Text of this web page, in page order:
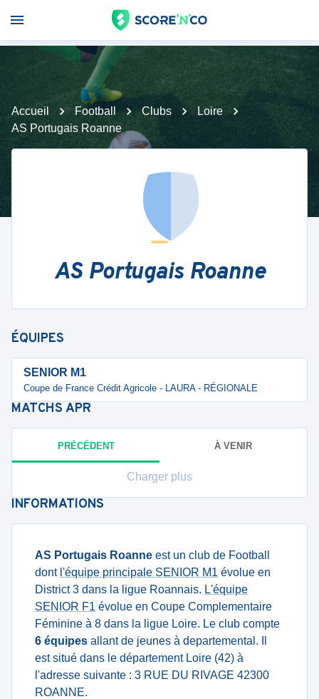
Accueil Football Clubs
Loire
AS Portugais Roanne
AS Portugais Roanne
ÉQUIPES
SENIOR M1
Coupe de France Crédit Agricole - LAURA - RÉGIONALE
MATCHS APR
PRÉCÉDENT À VENIR
Charger plus
INFORMATIONS
AS Portugais Roanne est un club de Football
dont l'équipe principale SENIOR M1 évolue en
District 3 dans la ligue Roannais. L'équipe
SENIOR F1 évolue en Coupe Complementaire
Féminine à 8 dans la ligue Loire. Le club compte
6 équipes allant de jeunes à departemental. Il
est situé dans le département Loire (42) à
l'adresse suivante : 3 RUE DU RIVAGE 42300
ROANNE.